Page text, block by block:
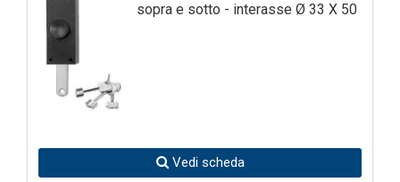
sopra e sotto - interasse Ø 33 X 50
Vedi scheda